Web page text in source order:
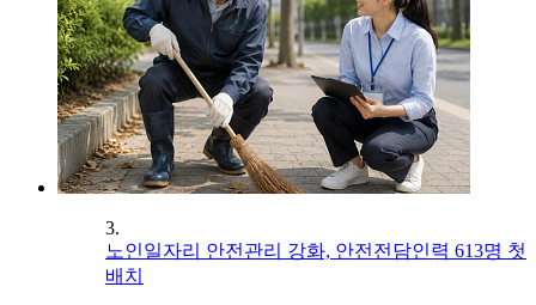
3.
노인일자리 안전관리 강화, 안전전담인력 613명 첫
배치